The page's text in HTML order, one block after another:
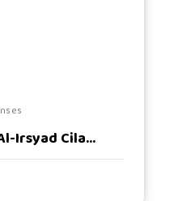
Irsyad Cila...